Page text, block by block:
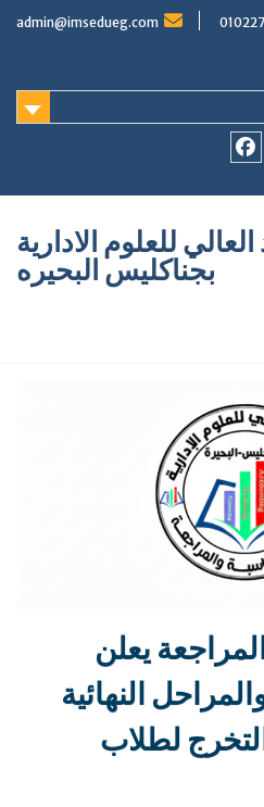
admin@imsedueg.com
للعلوم الادارية
بجناكليس البحيره
يعلن
النهائية
لطلاب